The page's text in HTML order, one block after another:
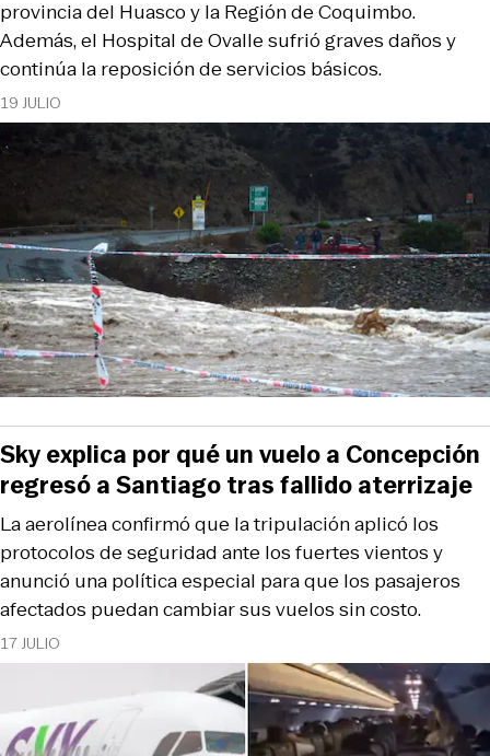
19 JULIO
provincia del Huasco y la Región de Coquimbo.
Además, el Hospital de Ovalle sufrió graves daños y
continúa la reposición de servicios básicos.
17 JULIO
La aerolínea confirmó que la tripulación aplicó los
protocolos de seguridad ante los fuertes vientos y
anunció una política especial para que los pasajeros
afectados puedan cambiar sus vuelos sin costo.
Sky explica por qué un vuelo a Concepción
regresó a Santiago tras fallido aterrizaje